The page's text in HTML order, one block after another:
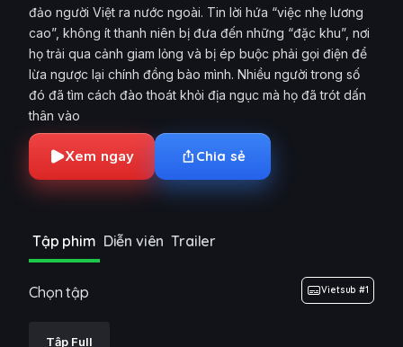
đảo người Việt ra nước ngoài. Tin lời hứa “việc nhẹ lương
cao”, không ít thanh niên bị đưa đến những “đặc khu”, nơi
họ trải qua cảnh giam lỏng và bị ép buộc phải gọi điện để
lừa ngược lại chính đồng bào mình. Nhiều người trong số
đó đã tìm cách đào thoát khỏi địa ngục mà họ đã trót dấn
thân vào
Xem ngay Chia sẻ
Tập phim Diễn viên Trailer
Chọn tập Vietsub #1
Tập Full